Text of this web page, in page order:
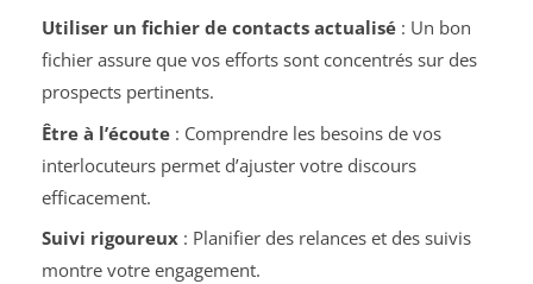
Utiliser un fichier de contacts actualisé: Un bon
fichier assure que vos efforts sont concentrés sur des
prospects pertinents.
Être à l’écoute: Comprendre les besoins de vos
interlocuteurs permet d’ajuster votre discours
efficacement.
Suivi rigoureux: Planifier des relances et des suivis
montre votre engagement.